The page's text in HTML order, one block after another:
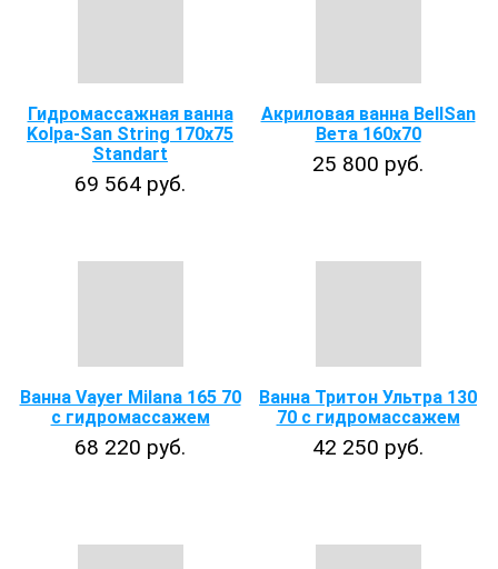
Гидромассажная ванна
Kolpa-San String 170х75
Standart
69 564 руб.
Акриловая ванна BellSan
Вета 160х70
25 800 руб.
Ванна Vayer Milana 165 70
с гидромассажем
68 220 руб.
Ванна Тритон Ультра 130
70 с гидромассажем
42 250 руб.